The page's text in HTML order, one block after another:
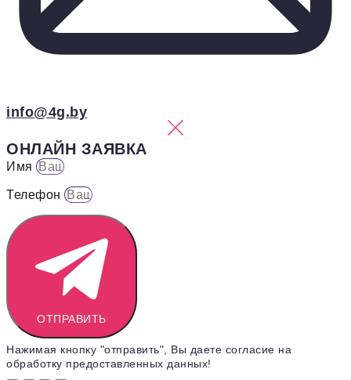
info@4g.by
ОНЛАЙН ЗАЯВКА
Имя
Телефон
ОТПРАВИТЬ
Нажимая кнопку "отправить", Вы даете согласие на
обработку предоставленных данных!